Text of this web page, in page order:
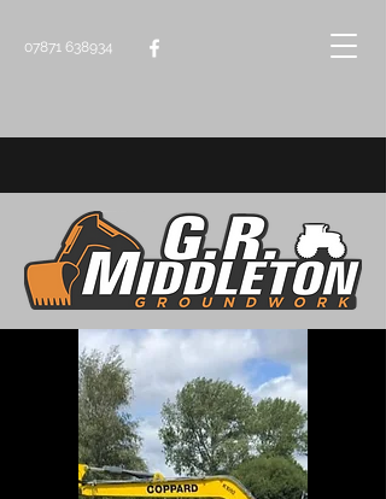
07871 638934